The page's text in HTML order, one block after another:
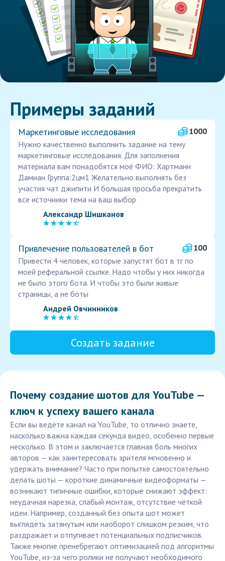
Примеры заданий
Маркетинговые исследования
1000
Нужно качественно выполнить задание на тему
маркетинговые исследования. Для заполнения
материала вам понадобятся моё ФИО: Хартманн
Дамиан Группа:2цм1 Желательно выполнять без
участия чат джипити И большая просьба прекратить
все источники тема на ваш выбор
Александр Шишканов
Привлечение пользователей в бот
100
Привести 4 человек, которые запустят бот в тг по
моей реферальной ссылке. Надо чтобы у них никогда
не было этого бота. И чтобы это были живые
страницы, а не боты
Андрей Овчинников
Создать задание
Почему создание шотов для YouTube —
ключ к успеху вашего канала
Если вы ведёте канал на YouTube, то отлично знаете,
насколько важна каждая секунда видео, особенно первые
несколько. В этом и заключается главная боль многих
авторов — как заинтересовать зрителя мгновенно и
удержать внимание? Часто при попытке самостоятельно
делать шоты — короткие динамичные видеоформаты —
возникают типичные ошибки, которые снижают эффект:
неудачная нарезка, слабый монтаж, отсутствие чёткой
идеи. Например, созданный без опыта шот может
выглядеть затянутым или наоборот слишком резким, что
раздражает и отпугивает потенциальных подписчиков.
Также многие пренебрегают оптимизацией под алгоритмы
YouTube, из-за чего ролики не получают необходимого